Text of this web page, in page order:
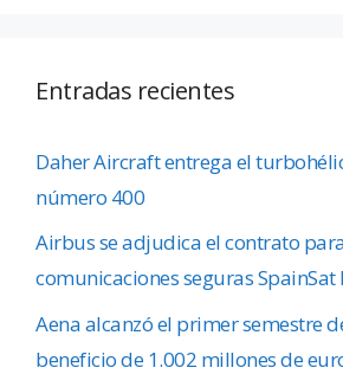
Entradas recientes
Daher Aircraft entrega el
número 400
Airbus se adjudica el contrato
comunicaciones seguras SpainSat
Aena alcanzó el primer semestre
beneficio de 1.002 millones de